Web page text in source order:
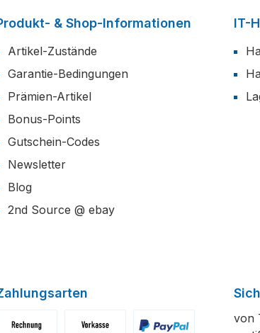
& Shop-Informationen
Artikel-Zustände
Garantie-Bedingungen
Prämien-Artikel
Bonus-Points
Gutschein-Codes
Newsletter
Blog
2nd Source @ ebay
IT-
von